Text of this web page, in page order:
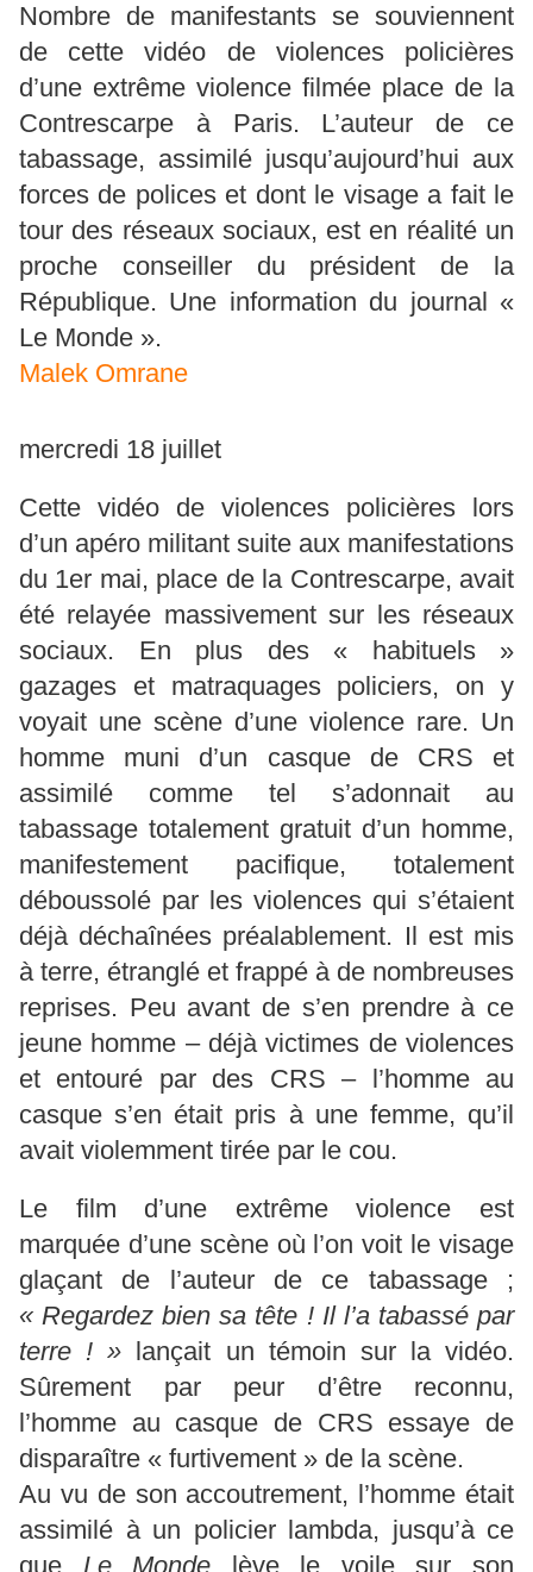
Nombre de manifestants se souviennent
de cette vidéo de violences policières
d’une extrême violence filmée place de la
Contrescarpe à Paris. L’auteur de ce
tabassage, assimilé jusqu’aujourd’hui aux
forces de polices et dont le visage a fait le
tour des réseaux sociaux, est en réalité un
proche conseiller du président de la
République. Une information du journal «
Le Monde ».
Malek Omrane
mercredi 18 juillet
Cette vidéo de violences policières lors
d’un apéro militant suite aux manifestations
du 1er mai, place de la Contrescarpe, avait
été relayée massivement sur les réseaux
sociaux. En plus des « habituels »
gazages et matraquages policiers, on y
voyait une scène d’une violence rare. Un
homme muni d’un casque de CRS et
assimilé comme tel s’adonnait au
tabassage totalement gratuit d’un homme,
manifestement pacifique, totalement
déboussolé par les violences qui s’étaient
déjà déchaînées préalablement. Il est mis
à terre, étranglé et frappé à de nombreuses
reprises. Peu avant de s’en prendre à ce
jeune homme – déjà victimes de violences
et entouré par des CRS – l’homme au
casque s’en était pris à une femme, qu’il
avait violemment tirée par le cou.
Le film d’une extrême violence est
marquée d’une scène où l’on voit le visage
glaçant de l’auteur de ce tabassage ;
« Regardez bien sa tête ! Il l’a tabassé par
terre ! » lançait un témoin sur la vidéo.
Sûrement par peur d’être reconnu,
l’homme au casque de CRS essaye de
disparaître « furtivement » de la scène.
Au vu de son accoutrement, l’homme était
assimilé à un policier lambda, jusqu’à ce
que Le Monde lève le voile sur son